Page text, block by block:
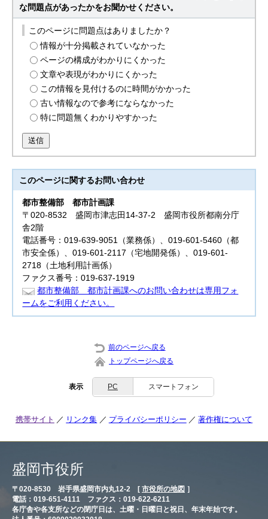
な問題点があったかをお聞かせください。
このページに問題点はありましたか？
情報が十分掲載されていなかった
ページの構成がわかりにくかった
文章や表現がわかりにくかった
この情報を見付けるのに時間がかかった
古い情報なので参考にならなかった
特に問題無くわかりやすかった
送信
このページに関するお問い合わせ
都市整備部都市計画課
〒020-8532 盛岡市津志田14-37-2 盛岡市役所都南分庁
舎2階
電話番号：019-639-9051（業務係）、019-601-5460（都
市安全係）、019-601-2117（宅地開発係）、019-601-
2718（土地利用計画係）
ファクス番号：019-637-1919
都市整備部 都市計画課へのお問い合わせは専用フォ
ームをご利用ください。
前のページへ戻る
トップページへ戻る
表示 PC スマートフォン
携帯サイト リンク集 プライバシーポリシー 著作権について
盛岡市役所
〒020-8530 岩手県盛岡市内丸12-2 [ 市役所の地図 ］
電話：019-651-4111 ファクス：019-622-6211
各庁舎や各支所などの閉庁日は、土曜・日曜日と祝日、年末年始です。